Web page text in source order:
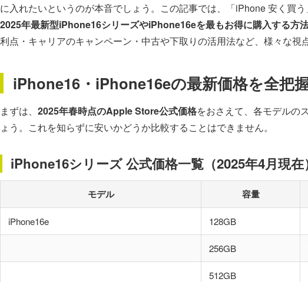
に入れたいというのが本音でしょう。この記事では、「iPhone 安く買う
2025年最新型iPhone16シリーズやiPhone16eを最もお得に購入する方
利点・キャリアのキャンペーン・中古や下取りの活用法など、様々な視
iPhone16・iPhone16eの最新価格を全把
まずは、 2025年春時点のApple Store公式価格をおさえて、各モデルの
ょう。これを知らずに安いかどうか比較することはできません。
iPhone16シリーズ 公式価格一覧（2025年4月現在
モデル 容量
iPhone16e 128GB
256GB
512GB